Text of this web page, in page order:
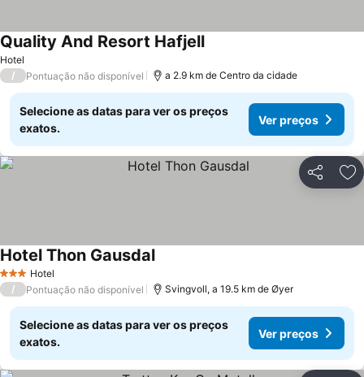
Hotel
Quality And Resort Hafjell
/ Pontuação não disponível a 2.9 km de Centro da cidade
Selecione as datas para ver os preços
exatos.
Ver preços
Partilhar
3 EstrelasHotel
Hotel Thon Gausdal
/ Pontuação não disponível Svingvoll, a 19.5 km de Øyer
Selecione as datas para ver os preços
exatos.
Ver preços